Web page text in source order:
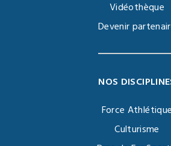
Vidéothèque
Devenir
NOS
Force Athlétique
Culturisme